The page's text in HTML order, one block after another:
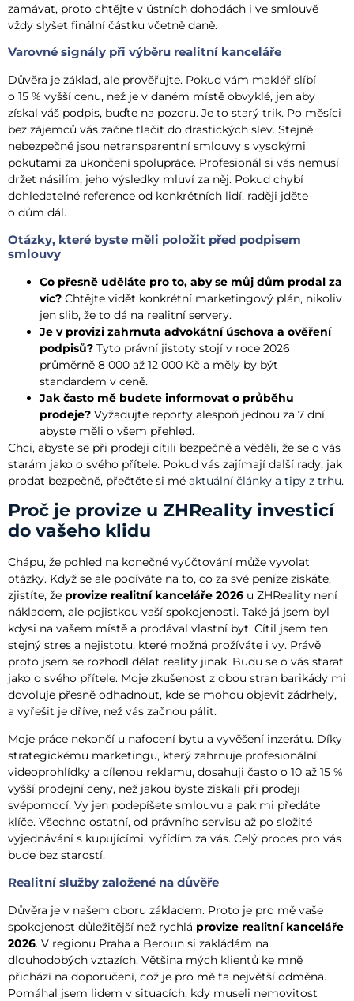
zamávat, proto chtějte v ústních dohodách i ve smlouvě
vždy slyšet finální částku včetně daně.
Varovné signály při výběru realitní kanceláře
Důvěra je základ, ale prověřujte. Pokud vám makléř slíbí
o 15 % vyšší cenu, než je v daném místě obvyklé, jen aby
získal váš podpis, buďte na pozoru. Je to starý trik. Po měsíci
bez zájemců vás začne tlačit do drastických slev. Stejně
nebezpečné jsou netransparentní smlouvy s vysokými
pokutami za ukončení spolupráce. Profesionál si vás nemusí
držet násilím, jeho výsledky mluví za něj. Pokud chybí
dohledatelné reference od konkrétních lidí, raději jděte
o dům dál.
Otázky, které byste měli položit před podpisem
smlouvy
Co přesně uděláte pro to, aby se můj dům prodal za
víc? Chtějte vidět konkrétní marketingový plán, nikoliv
jen slib, že to dá na realitní servery.
Je v provizi zahrnuta advokátní úschova a ověření
podpisů? Tyto právní jistoty stojí v roce 2026
průměrně 8 000 až 12 000 Kč a měly by být
standardem v ceně.
Jak často mě budete informovat o průběhu
prodeje? Vyžadujte reporty alespoň jednou za 7 dní,
abyste měli o všem přehled.
Chci, abyste se při prodeji cítili bezpečně a věděli, že se o vás
starám jako o svého přítele. Pokud vás zajímají další rady, jak
prodat bezpečně, přečtěte si mé aktuální články a tipy z trhu.
Proč je provize u ZHReality investicí
do vašeho klidu
Chápu, že pohled na konečné vyúčtování může vyvolat
otázky. Když se ale podíváte na to, co za své peníze získáte,
zjistíte, že provize realitní kanceláře 2026 u ZHReality není
nákladem, ale pojistkou vaší spokojenosti. Také já jsem byl
kdysi na vašem místě a prodával vlastní byt. Cítil jsem ten
stejný stres a nejistotu, které možná prožíváte i vy. Právě
proto jsem se rozhodl dělat reality jinak. Budu se o vás starat
jako o svého přítele. Moje zkušenost z obou stran barikády mi
dovoluje přesně odhadnout, kde se mohou objevit zádrhely,
a vyřešit je dříve, než vás začnou pálit.
Moje práce nekončí u nafocení bytu a vyvěšení inzerátu. Díky
strategickému marketingu, který zahrnuje profesionální
videoprohlídky a cílenou reklamu, dosahuji často o 10 až 15 %
vyšší prodejní ceny, než jakou byste získali při prodeji
svépomocí. Vy jen podepíšete smlouvu a pak mi předáte
klíče. Všechno ostatní, od právního servisu až po složité
vyjednávání s kupujícími, vyřídím za vás. Celý proces pro vás
bude bez starostí.
Realitní služby založené na důvěře
Důvěra je v našem oboru základem. Proto je pro mě vaše
spokojenost důležitější než rychlá provize realitní kanceláře
2026. V regionu Praha a Beroun si zakládám na
dlouhodobých vztazích. Většina mých klientů ke mně
přichází na doporučení, což je pro mě ta největší odměna.
Pomáhal jsem lidem v situacích, kdy museli nemovitost